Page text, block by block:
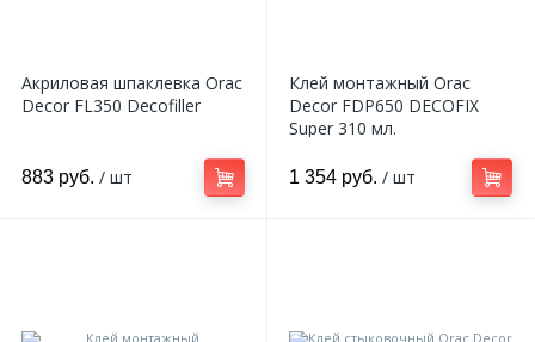
Акриловая шпаклевка Orac
Decor FL350 Decofiller
883 руб. / шт
Клей монтажный Orac
Decor FDP650 DECOFIX
Super 310 мл.
1 354 руб. / шт